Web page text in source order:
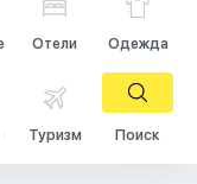
Отели Одежда
Туризм Поиск